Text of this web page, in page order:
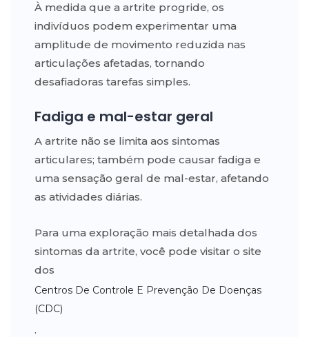
À medida que a artrite progride, os
indivíduos podem experimentar uma
amplitude de movimento reduzida nas
articulações afetadas, tornando
desafiadoras tarefas simples.
Fadiga e mal-estar geral
A artrite não se limita aos sintomas
articulares; também pode causar fadiga e
uma sensação geral de mal-estar, afetando
as atividades diárias.
Para uma exploração mais detalhada dos
sintomas da artrite, você pode visitar o site
dos
Centros De Controle E Prevenção De Doenças
(CDC)
.